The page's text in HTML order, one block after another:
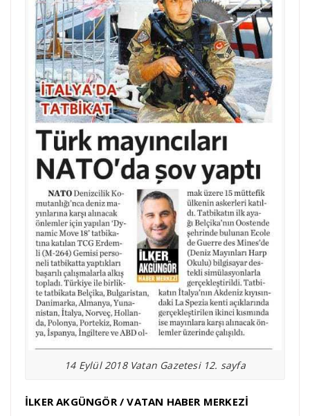
14 Eylül 2018 Vatan Gazetesi 12. sayfa
İLKER AKGÜNGÖR / VATAN HABER MERKEZİ